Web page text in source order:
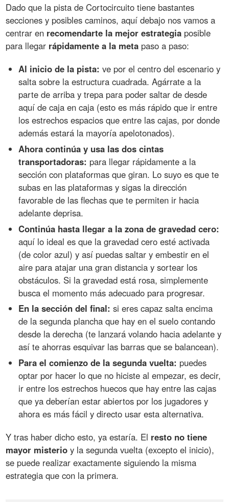
Dado que la pista de Cortocircuito tiene bastantes
secciones y posibles caminos, aquí debajo nos vamos a
centrar en recomendarte la mejor estrategia posible
para llegar rápidamente a la meta paso a paso:
Al inicio de la pista: ve por el centro del escenario y
salta sobre la estructura cuadrada. Agárrate a la
parte de arriba y trepa para poder saltar de desde
aquí de caja en caja (esto es más rápido que ir entre
los estrechos espacios que entre las cajas, por donde
además estará la mayoría apelotonados).
Ahora continúa y usa las dos cintas
transportadoras: para llegar rápidamente a la
sección con plataformas que giran. Lo suyo es que te
subas en las plataformas y sigas la dirección
favorable de las flechas que te permiten ir hacia
adelante deprisa.
Continúa hasta llegar a la zona de gravedad cero:
aquí lo ideal es que la gravedad cero esté activada
(de color azul) y así puedas saltar y embestir en el
aire para atajar una gran distancia y sortear los
obstáculos. Si la gravedad está rosa, simplemente
busca el momento más adecuado para progresar.
En la sección del final: si eres capaz salta encima
de la segunda plancha que hay en el suelo contando
desde la derecha (te lanzará volando hacia adelante y
así te ahorras esquivar las barras que se balancean).
Para el comienzo de la segunda vuelta: puedes
optar por hacer lo que no hiciste al empezar, es decir,
ir entre los estrechos huecos que hay entre las cajas
que ya deberían estar abiertos por los jugadores y
ahora es más fácil y directo usar esta alternativa.
Y tras haber dicho esto, ya estaría. El resto no tiene
mayor misterio y la segunda vuelta (excepto el inicio),
se puede realizar exactamente siguiendo la misma
estrategia que con la primera.